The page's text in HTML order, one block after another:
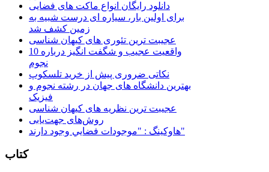
دانلود رایگان انواع ماکت های فضایی
برای اولین بار، سیاره ای درست شبیه به
زمین کشف شد
عجیبت ترین تئوری های کیهان شناسی
10 واقعیت عجیب و شگفت انگیز درباره
نجوم
نکاتی ضروری پیش از خرید تلسکوپ
بهترین دانشگاه های جهان در رشته نجوم و
فیزیک
عجیبت ترین نظریه های کیهان شناسی
روش‌های جهت‌یابی
هاوكينگ : "موجودات فضايي وجود دارند"
کتاب